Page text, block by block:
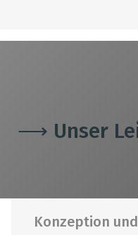
⟶ Unser
Konzeption